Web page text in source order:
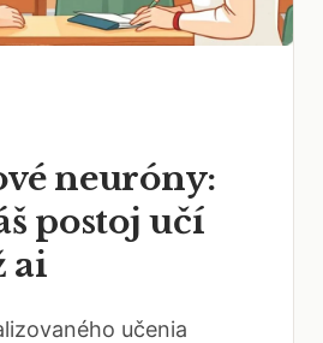
neuróny:
postoj učí
ai
učenia